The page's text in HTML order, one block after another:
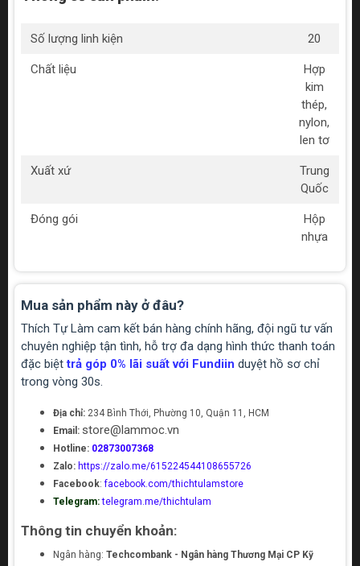
Số lượng linh kiện 20
Chất liệu
Hợp
kim
thép,
nylon,
len tơ
Xuất xứ
Trung
Quốc
Đóng gói
Hộp
nhựa
Mua sản phẩm này ở đâu?
Thích Tự Làm cam kết bán hàng chính hãng, đội ngũ tư vấn
chuyên nghiệp tận tình, hỗ trợ đa dạng hình thức thanh toán
đặc biệttrả góp 0% lãi suất với Fundiin duyệt hồ sơ chỉ
trong vòng 30s.
Địa chỉ: 234 Bình Thới, Phường 10, Quận 11, HCM
Email: store@lammoc.vn
Hotline: 02873007368
Zalo: https://zalo.me/615224544108655726
Facebook:facebook.com/thichtulamstore
Telegram: telegram.me/thichtulam
Thông tin chuyển khoản:
Ngân hàng: Techcombank - Ngân hàng Thương Mại CP Kỹ